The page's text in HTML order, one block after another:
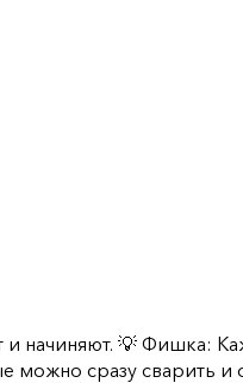
и начиняют. 💡 Фишка:
сразу сварить и